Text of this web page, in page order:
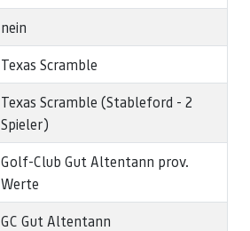
nein
Texas Scramble
Texas Scramble (Stableford - 2
Spieler)
Golf-Club Gut Altentann prov.
Werte
GC Gut Altentann